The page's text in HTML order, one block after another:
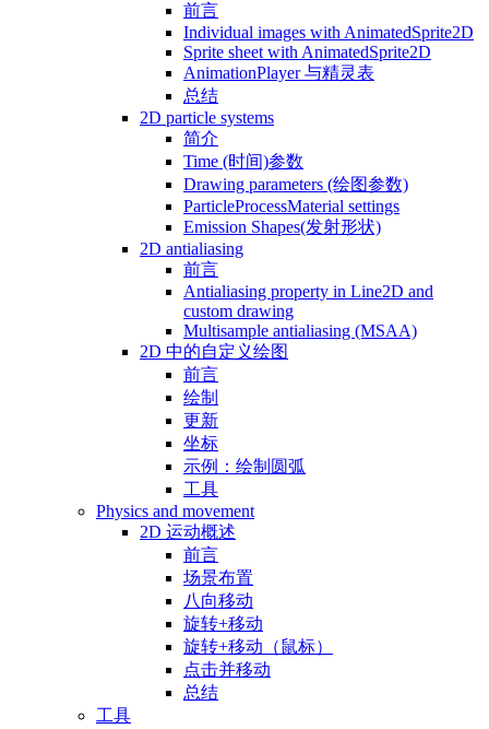
前言
Individual images with AnimatedSprite2D
Sprite sheet with AnimatedSprite2D
AnimationPlayer 与精灵表
总结
2D particle systems
简介
Time (时间)参数
Drawing parameters (绘图参数)
ParticleProcessMaterial settings
Emission Shapes(发射形状)
2D antialiasing
前言
Antialiasing property in Line2D and
custom drawing
Multisample antialiasing (MSAA)
2D 中的自定义绘图
前言
绘制
更新
坐标
示例：绘制圆弧
工具
Physics and movement
2D 运动概述
前言
场景布置
八向移动
旋转+移动
旋转+移动（鼠标）
点击并移动
总结
工具